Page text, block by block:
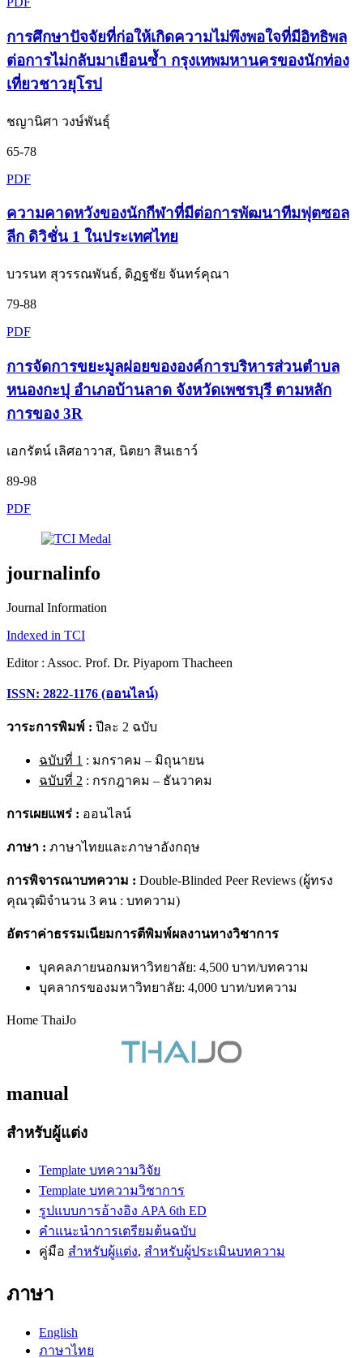
การศึกษาปัจจัยที่ก่อให้เกิดความไม่พึงพอใจที่มีอิทธิพล
ต่อการไม่กลับมาเยือนซ้ำ กรุงเทพมหานครของนักท่อง
เที่ยวชาวยุโรป
ชญานิศา วงษ์พันธ์ุ
65-78
PDF
ความคาดหวังของนักกีฬาที่มีต่อการพัฒนาทีมฟุตซอล
ลีก ดิวิชั่น 1 ในประเทศไทย
บวรนท สุวรรณพันธ์, ดิฏฐชัย จันทร์คุณา
79-88
PDF
การจัดการขยะมูลฝอยขององค์การบริหารส่วนตำบล
หนองกะปุ อำเภอบ้านลาด จังหวัดเพชรบุรี ตามหลัก
การของ 3R
เอกรัตน์ เลิศอาวาส, นิตยา สินเธาว์
89-98
PDF
journalinfo
Journal Information
Indexed in TCI
Editor : Assoc. Prof. Dr. Piyaporn Thacheen
ISSN: 2822-1176 (ออนไลน์)
วาระการพิมพ์ : ปีละ 2 ฉบับ
ฉบับที่ 1 : มกราคม – มิถุนายน
ฉบับที่ 2 : กรกฎาคม – ธันวาคม
การเผยแพร่ : ออนไลน์
ภาษา : ภาษาไทยและภาษาอังกฤษ
การพิจารณาบทความ : Double-Blinded Peer Reviews (ผู้ทรง
คุณวุฒิจำนวน 3 คน : บทความ)
อัตราค่าธรรมเนียมการตีพิมพ์ผลงานทางวิชาการ
บุคคลภายนอกมหาวิทยาลัย: 4,500 บาท/บทความ
บุคลากรของมหาวิทยาลัย: 4,000 บาท/บทความ
Home ThaiJo
manual
สำหรับผู้แต่ง
Template บทความวิจัย
Template บทความวิชาการ
รูปแบบการอ้างอิง APA 6th ED
คำแนะนำการเตรียมต้นฉบับ
คู่มือ สำหรับผู้แต่ง, สำหรับผู้ประเมินบทความ
ภาษา
English
ภาษาไทย